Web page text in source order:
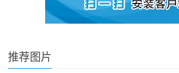
推荐图片